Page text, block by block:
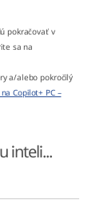
pokračovať v
sa na
a/alebo pokročilý
Copilot+ PC –
inteli...